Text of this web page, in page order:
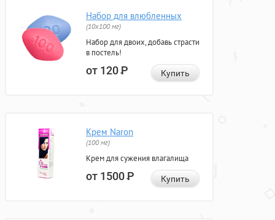
Набор для влюбленных
(10х100 мг)
Набор для двоих, добавь страсти
в постель!
от 120Р Купить
Крем Naron
(100 мг)
Крем для сужения влагалища
от 1500Р Купить